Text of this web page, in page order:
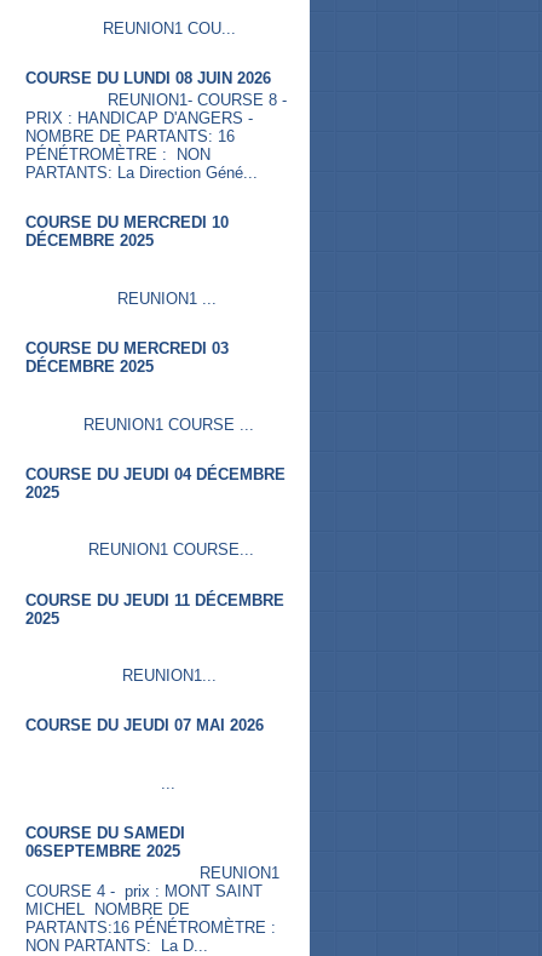
REUNION1 COU...
COURSE DU LUNDI 08 JUIN 2026
REUNION1- COURSE 8 -
PRIX : HANDICAP D'ANGERS -
NOMBRE DE PARTANTS: 16
PÉNÉTROMÈTRE : NON
PARTANTS: La Direction Géné...
COURSE DU MERCREDI 10
DÉCEMBRE 2025
REUNION1 ...
COURSE DU MERCREDI 03
DÉCEMBRE 2025
REUNION1 COURSE ...
COURSE DU JEUDI 04 DÉCEMBRE
2025
REUNION1 COURSE...
COURSE DU JEUDI 11 DÉCEMBRE
2025
REUNION1...
COURSE DU JEUDI 07 MAI 2026
COURSE DU SAMEDI
06SEPTEMBRE 2025
REUNION1
COURSE 4 - prix : MONT SAINT
MICHEL NOMBRE DE
PARTANTS:16 PÉNÉTROMÈTRE :
NON PARTANTS: La D...